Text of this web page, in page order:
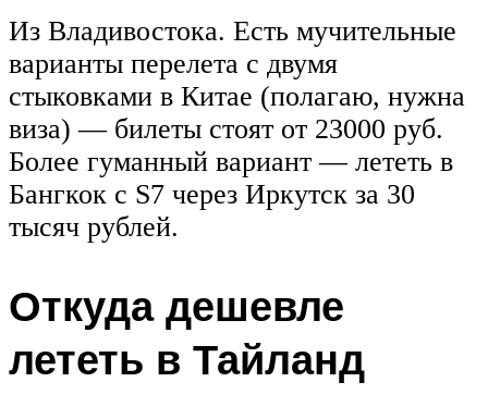
Из Владивостока. Есть мучительные
варианты перелета с двумя
стыковками в Китае (полагаю, нужна
виза) — билеты стоят от 23000 руб.
Более гуманный вариант — лететь в
Бангкок с S7 через Иркутск за 30
тысяч рублей.
Откуда дешевле
лететь в Тайланд